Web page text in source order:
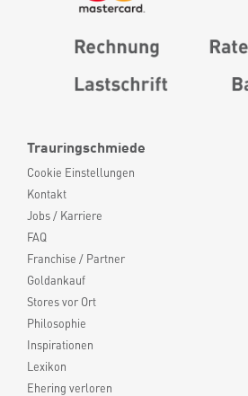
Trauringschmiede
Cookie Einstellungen
Kontakt
Jobs / Karriere
FAQ
Franchise / Partner
Goldankauf
Stores vor Ort
Philosophie
Inspirationen
Lexikon
Ehering verloren